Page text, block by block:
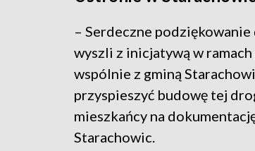
– Serdeczne
wyszli z inicjatywą w
wspólnie z gminą
przyspieszyć budowę tej
mieszkańcy na
Starachowic.